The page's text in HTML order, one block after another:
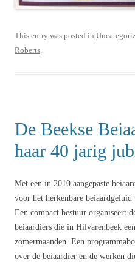
This entry was posted in
Roberts
De Beekse
haar 40 jarig
Met een in 2010 aangepaste
voor het herkenbare beiaardgeluid
Een compact bestuur organiseert
beiaardiers die in Hilvarenbeek
zomermaanden. Een
over de beiaardier en de werken